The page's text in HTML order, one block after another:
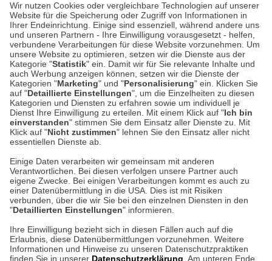
Wir nutzen Cookies oder vergleichbare Technologien auf unserer
Website für die Speicherung oder Zugriff von Informationen in
Ihrer Endeinrichtung. Einige sind essenziell, während andere uns
und unseren Partnern - Ihre Einwilligung vorausgesetzt - helfen,
verbundene Verarbeitungen für diese Website vorzunehmen. Um
unsere Website zu optimieren, setzen wir die Dienste aus der
Kategorie "Statistik" ein. Damit wir für Sie relevante Inhalte und
auch Werbung anzeigen können, setzen wir die Dienste der
Kategorien "Marketing" und "Personalisierung" ein. Klicken Sie
auf "Detaillierte Einstellungen", um die Einzelheiten zu diesen
Kategorien und Diensten zu erfahren sowie um individuell je
Dienst Ihre Einwilligung zu erteilen. Mit einem Klick auf "Ich bin
einverstanden" stimmen Sie dem Einsatz aller Dienste zu. Mit
Klick auf "Nicht zustimmen" lehnen Sie den Einsatz aller nicht
essentiellen Dienste ab.
Einige Daten verarbeiten wir gemeinsam mit anderen
Verantwortlichen. Bei diesen verfolgen unsere Partner auch
eigene Zwecke. Bei einigen Verarbeitungen kommt es auch zu
einer Datenübermittlung in die USA. Dies ist mit Risiken
verbunden, über die wir Sie bei den einzelnen Diensten in den
"Detaillierten Einstellungen" informieren.
Ihre Einwilligung bezieht sich in diesen Fällen auch auf die
Erlaubnis, diese Datenübermittlungen vorzunehmen. Weitere
Informationen und Hinweise zu unseren Datenschutzpraktiken
finden Sie in unserer Datenschutzerklärung . Am unteren Ende
Unser Geschäft in Meckenheim
Auf dem Steinbüchel 6
53340 Meckenheim
Montag bis Samstag 9:00 Uhr bis 18:00 Uhr
weitere Information
Hier finden Sie uns im Netz
Kontakt
Umwelt und Entsorgung
Zur Echtheit von Bewertungen
Hinweisgeber-Schutzgesetz
Cookie-Einstellungen in Ihrem Browser
ACHTUNG!